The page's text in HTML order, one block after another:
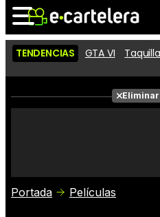
Noticias
Críticas
TENDENCIAS GTA VI
Portada Películas